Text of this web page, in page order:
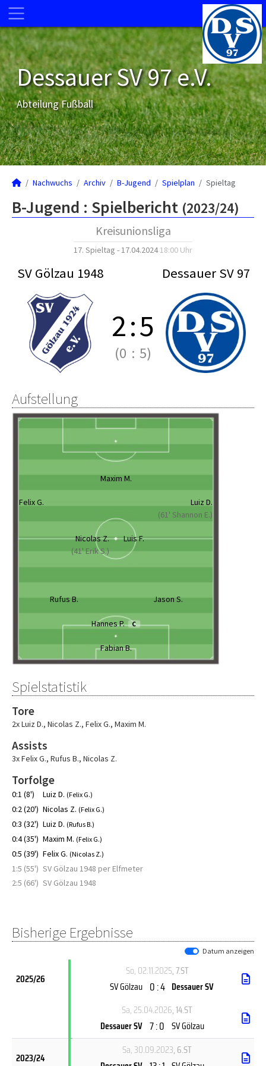
Dessauer SV 97 e.V.
Abteilung Fußball
Nachwuchs Archiv B-Jugend Spielplan Spieltag
B-Jugend : Spielbericht (2023/24)
Kreisunionsliga
17. Spieltag - 17.04.202418:00 Uhr
SV Gölzau 1948 Dessauer SV 97
2:5
(0 : 5)
Aufstellung
Maxim M.
Felix G.
Luiz D.
(61' Shannon E.)
Nicolas Z.
(41' Erik S.)
Luis F.
Rufus B. Jason S.
Hannes P. C
Fabian B.
Spielstatistik
Tore
2x Luiz D., Nicolas Z., Felix G., Maxim M.
Assists
3x Felix G., Rufus B., Nicolas Z.
Torfolge
0:1 (8') Luiz D. (Felix G.)
0:2 (20') Nicolas Z. (Felix G.)
0:3 (32') Luiz D. (Rufus B.)
0:4 (35') Maxim M. (Felix G.)
0:5 (39') Felix G. (Nicolas Z.)
1:5 (55') SV Gölzau 1948 per Elfmeter
2:5 (66') SV Gölzau 1948
Bisherige Ergebnisse
Datum anzeigen
2025/26
So, 02.11.2025, 7.ST
SV Gölzau 0 : 4 Dessauer SV
Sa, 25.04.2026, 14.ST
Dessauer SV 7 : 0 SV Gölzau
2023/24
Sa, 30.09.2023, 6.ST